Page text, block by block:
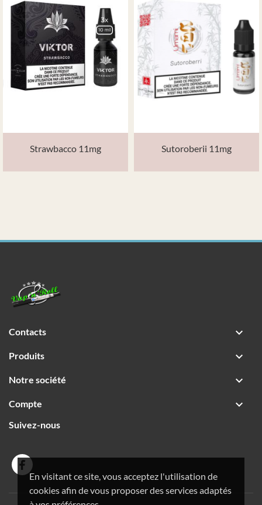
En visitant ce site, vous acceptez l'utilisation de
cookies afin de vous proposer des services adaptés
Strawbacco 11mg Sutoroberii 11mg
Contacts 
Produits 
Notre société 
Compte 
Suivez-nous